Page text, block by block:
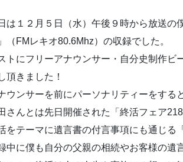
は１２月５日（水）午後９時から放送の
（FMレキオ80.6Mhz）の収録でした。
トにフリーアナウンサー・自分史制作ビ
頂きました！
ウンサーを前にパーソナリティーをする
さんとは先日開催された「終活フェア
をテーマに遺言書の付言事項にも通じる
中に僕も自分の父親の相続やお客様の遺